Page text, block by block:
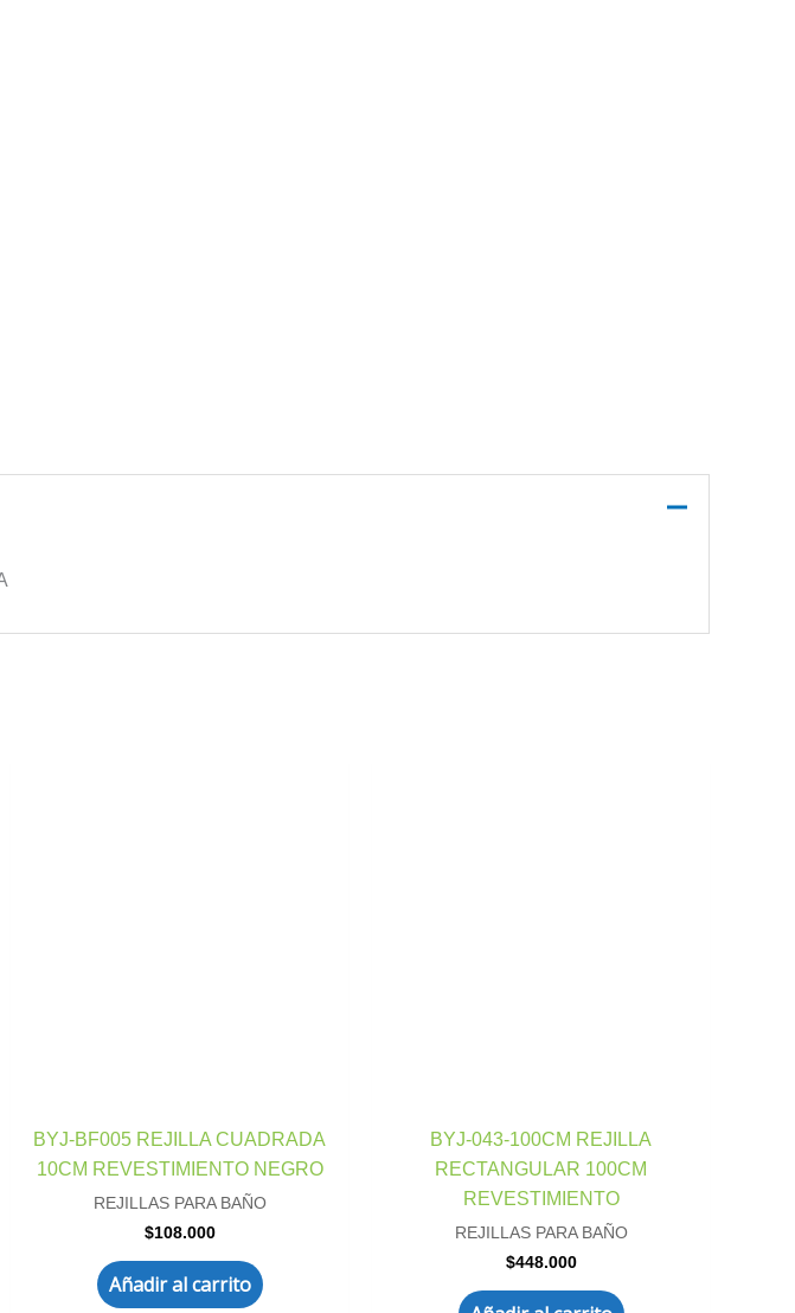
BYJ-BF005 REJILLA CUADRADA
10CM REVESTIMIENTO NEGRO
REJILLAS PARA BAÑO
$108.000
Añadir al carrito
BYJ-043-100CM REJILLA
RECTANGULAR 100CM
REVESTIMIENTO
REJILLAS PARA BAÑO
$448.000